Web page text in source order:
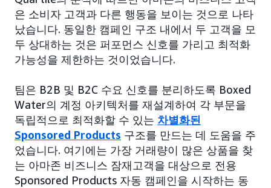
은 소비자 고객과 다른 행동을 보이는 것으로 나타
났습니다. 동일한 캠페인 구조 내에서 두 고객을 모
두 상대하는 것은 퍼포먼스 신호를 가리고 최적화
가능성을 제한하는 것이었습니다.
팀은 B2B 및 B2C 수요 신호를 분리하도록 Boxed
Water의 계정 아키텍처를 재설계하여 각 부문을
독립적으로 최적화할 수 있는 차별화된
Sponsored Products 구조를 만드는 데 도움을 주
었습니다. 여기에는 가장 거래량이 많은 상품을 찾
는 아마존 비즈니스 잠재고객을 대상으로 전용
Sponsored Products 자동 캠페인을 시작하는 동